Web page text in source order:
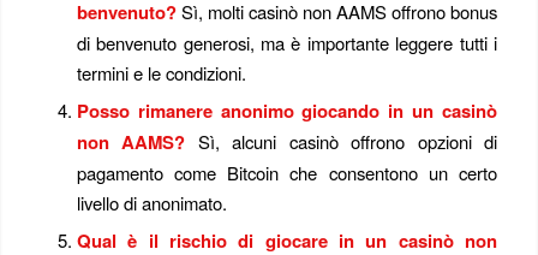
benvenuto?Sì, molti casinò non AAMS offrono bonus
di benvenuto generosi, ma è importante leggere tutti i
termini e le condizioni.
Posso rimanere anonimo giocando in un casinò
non AAMS? Sì, alcuni casinò offrono opzioni di
pagamento come Bitcoin che consentono un certo
livello di anonimato.
Qual è il rischio di giocare in un casinò non